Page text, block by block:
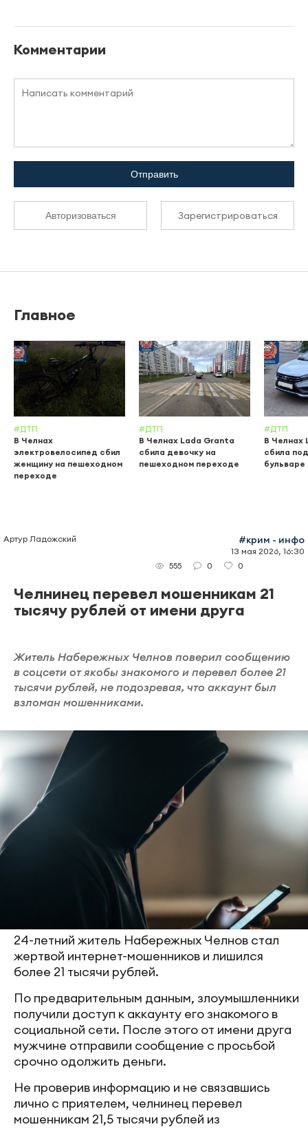
Комментарии
Отправить
Авторизоваться Зарегистрироваться
Главное
#ДТП
В Челнах
электровелосипед сбил
женщину на пешеходном
переходе
#ДТП
В Челнах Lada Granta
сбила девочку на
пешеходном переходе
#ДТП
В Челнах
сбила
Артур Ладожский #крим - инфо
13 мая 2026, 16:30
555
0 0
Челнинец перевел мошенникам 21
тысячу рублей от имени друга
Житель Набережных Челнов поверил сообщению
в соцсети от якобы знакомого и перевел более 21
тысячи рублей, не подозревая, что аккаунт был
взломан мошенниками.
24-летний житель Набережных Челнов стал
жертвой интернет-мошенников и лишился
более 21 тысячи рублей.
По предварительным данным, злоумышленники
получили доступ к аккаунту его знакомого в
социальной сети. После этого от имени друга
мужчине отправили сообщение с просьбой
срочно одолжить деньги.
Не проверив информацию и не связавшись
лично с приятелем, челнинец перевел
мошенникам 21,5 тысячи рублей из